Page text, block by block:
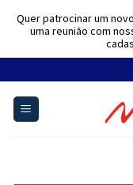
content
Quer patrocinar um
uma reunião com